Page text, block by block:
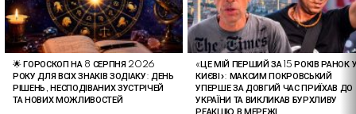
🌟 ГОРОСКОП НА 8 СЕРПНЯ 2026
РОКУ ДЛЯ ВСІХ ЗНАКІВ ЗОДІАКУ: ДЕНЬ
РІШЕНЬ, НЕСПОДІВАНИХ ЗУСТРІЧЕЙ
ТА НОВИХ МОЖЛИВОСТЕЙ
«ЦЕ МІЙ ПЕРШИЙ ЗА 15 РОКІВ РАНОК
КИЄВІ»: МАКСИМ ПОКРОВСЬКИЙ
УПЕРШЕ ЗА ДОВГИЙ ЧАС ПРИЇХАВ ДО
УКРАЇНИ ТА ВИКЛИКАВ БУРХЛИВУ